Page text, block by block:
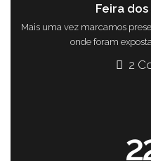
Feira dos
Mais uma vez marcamos
onde foram
2